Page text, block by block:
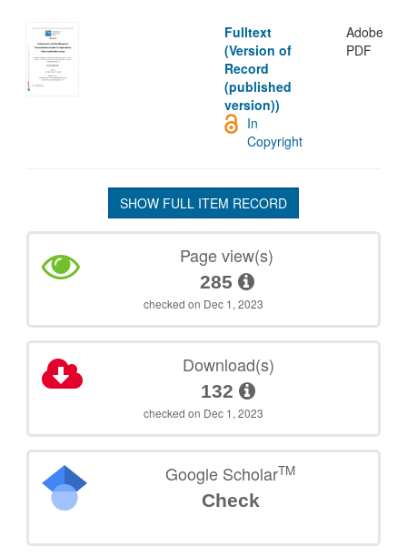
Fulltext
(Version of
Record
(published
version))
Adobe
PDF
In
Copyright
SHOW FULL ITEM RECORD
Page view(s)
285
checked on Dec 1, 2023
Download(s)
132
checked on Dec 1, 2023
Google ScholarTM
Check